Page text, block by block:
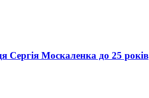
Сергія Москаленка до 25 років